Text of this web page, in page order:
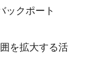
ックポート
を拡大する活